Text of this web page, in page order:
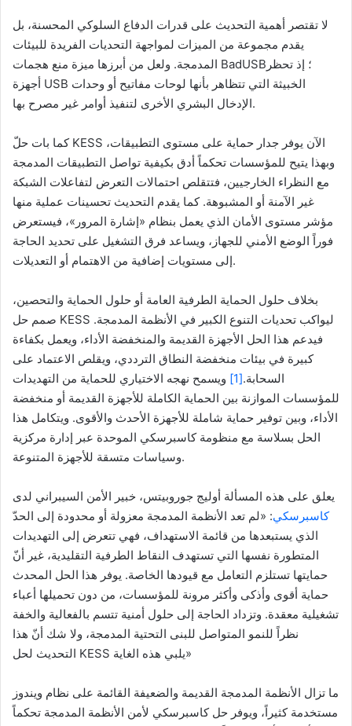
لا تقتصر أهمية التحديث على قدرات الدفاع السلوكي المحسنة، بل
يقدم مجموعة من الميزات لمواجهة التحديات الفريدة للبيئات
المدمجة. ولعل من أبرزها ميزة منع هجمات BadUSB؛ إذ تحظر
أجهزة USB الخبيثة التي تتظاهر بأنها لوحات مفاتيح أو وحدات
الإدخال البشري الأخرى لتنفيذ أوامر غير مصرح بها.
كما بات حلّ KESS الآن يوفر جدار حماية على مستوى التطبيقات،
وبهذا يتيح للمؤسسات تحكماً أدق بكيفية تواصل التطبيقات المدمجة
مع النظراء الخارجيين، فتتقلص احتمالات التعرض لتفاعلات الشبكة
غير الآمنة أو المشبوهة. كما يقدم التحديث تحسينات عملية منها
مؤشر مستوى الأمان الذي يعمل بنظام «إشارة المرور»، فيستعرض
فوراً الوضع الأمني للجهاز، ويساعد فرق التشغيل على تحديد الحاجة
إلى مستويات إضافية من الاهتمام أو التعديلات.
بخلاف حلول الحماية الطرفية العامة أو حلول الحماية والتحصين،
صمم حل KESS ليواكب تحديات التنوع الكبير في الأنظمة المدمجة.
فيدعم هذا الحل الأجهزة القديمة والمنخفضة الأداء، ويعمل بكفاءة
كبيرة في بيئات منخفضة النطاق الترددي، ويقلص الاعتماد على
السحابة.[1]
ويسمح نهجه الاختياري للحماية من التهديدات
للمؤسسات الموازنة بين الحماية الكاملة للأجهزة القديمة أو منخفضة
الأداء، وبين توفير حماية شاملة للأجهزة الأحدث والأقوى. ويتكامل هذا
الحل بسلاسة مع منظومة كاسبرسكي الموحدة عبر إدارة مركزية
وسياسات متسقة للأجهزة المتنوعة.
يعلق على هذه المسألة أوليج جوروبيتس، خبير الأمن السيبراني لدى
كاسبرسكي: «لم تعد الأنظمة المدمجة معزولة أو محدودة إلى الحدّ
الذي يستبعدها من قائمة الاستهداف، فهي تتعرض إلى التهديدات
المتطورة نفسها التي تستهدف النقاط الطرفية التقليدية، غير أنّ
حمايتها تستلزم التعامل مع قيودها الخاصة. يوفر هذا الحل المحدث
حماية أقوى وأذكى وأكثر مرونة للمؤسسات، من دون تحميلها أعباء
تشغيلية معقدة. وتزداد الحاجة إلى حلول أمنية تتسم بالفعالية والخفة
نظراً للنمو المتواصل للبنى التحتية المدمجة، ولا شك أنّ هذا
التحديث لحل KESS يلبي هذه الغاية»
ما تزال الأنظمة المدمجة القديمة والضعيفة القائمة على نظام ويندوز
مستخدمة كثيراً، ويوفر حل كاسبرسكي لأمن الأنظمة المدمجة تحكماً